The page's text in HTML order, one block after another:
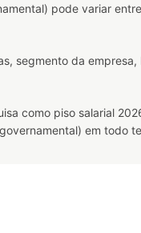
pode variar
segmento da
como piso salarial
em todo